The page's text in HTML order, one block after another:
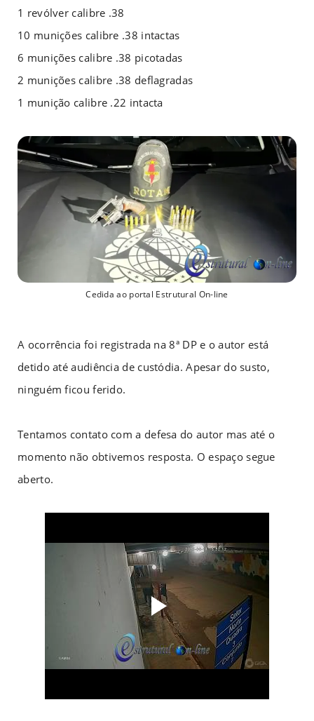
1 revólver calibre .38
10 munições calibre .38 intactas
6 munições calibre .38 picotadas
2 munições calibre .38 deflagradas
1 munição calibre .22 intacta
Cedida ao portal Estrutural On-line
A ocorrência foi registrada na 8ª DP e o autor está
detido até audiência de custódia. Apesar do susto,
ninguém ficou ferido.
Tentamos contato com a defesa do autor mas até o
momento não obtivemos resposta. O espaço segue
aberto.